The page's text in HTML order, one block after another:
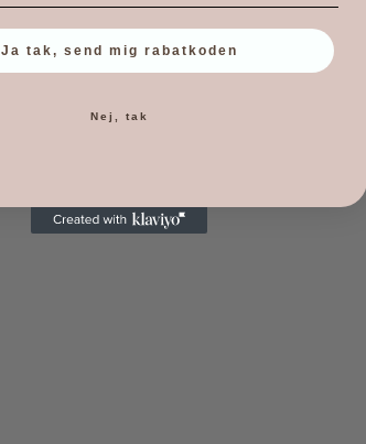
Ja tak, send mig rabatkoden
Nej, tak